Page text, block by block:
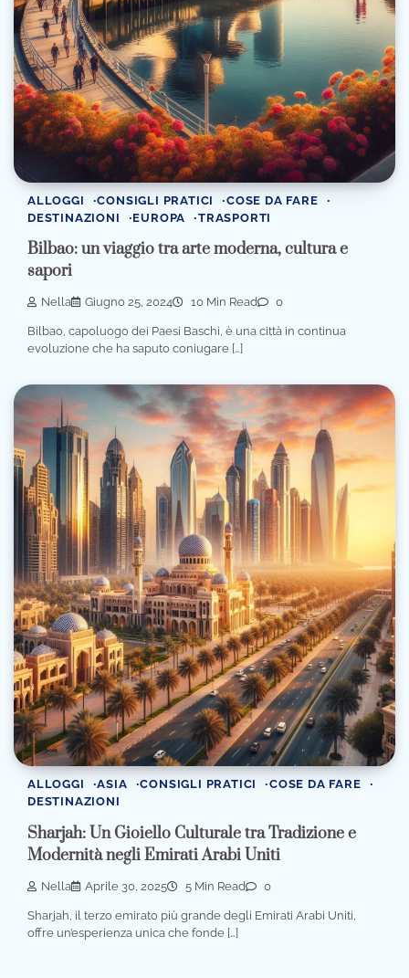
ALLOGGI CONSIGLI PRATICI
COSE DA FARE
DESTINAZIONI
EUROPA TRASPORTI
Bilbao: un viaggio tra arte moderna, cultura e
sapori
Nella Giugno 25, 2024 10 Min Read 0
Bilbao, capoluogo dei Paesi Baschi, è una città in continua
evoluzione che ha saputo coniugare […]
ALLOGGI ASIA CONSIGLI PRATICI
COSE DA FARE
DESTINAZIONI
Sharjah: Un Gioiello Culturale tra Tradizione e
Modernità negli Emirati Arabi Uniti
Nella Aprile 30, 2025 5 Min Read 0
Sharjah, il terzo emirato più grande degli Emirati Arabi Uniti,
offre un’esperienza unica che fonde […]